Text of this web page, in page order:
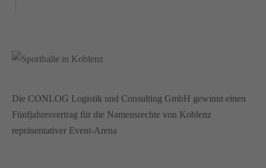
Die CONLOG Logistik und Consulting GmbH gewinnt einen
Fünfjahresvertrag für die Namensrechte von Koblenz
repräsentativer Event-Arena